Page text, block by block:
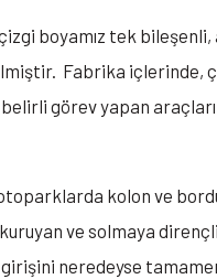
boyamız tek
Fabrika içlerinde,
görev yapan
kolon ve
ve solmaya
neredeyse